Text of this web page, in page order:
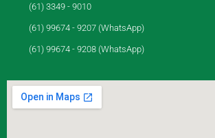
(61) 3349 - 9010
(61) 99674 - 9207 (WhatsApp)
(61) 99674 - 9208 (WhatsApp)